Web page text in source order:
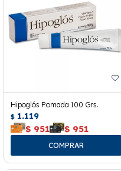
Hipoglós Pomada 100 Grs.
$ 1.119
$ 951 $ 951